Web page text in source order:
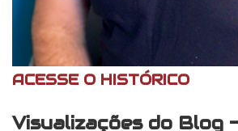
ACESSE O HISTÓRICO
Visualizações do Blog